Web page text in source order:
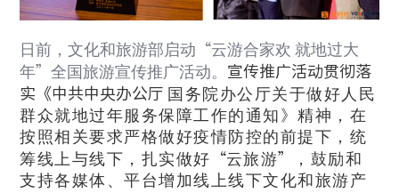
日前，文化和旅游部启动 “云游合家欢 就地过大
年”全国旅游宣传推广活动。 宣传推广活动贯彻落
实《中共中央办公厅 国务院办公厅关于做好人民
群众就地过年服务保障工作的通知》精神，在
按照相关要求严格做好疫情防控的前提下，统
筹线上与线下，扎实做好
“云旅游”
，鼓励和
支持各媒体、平台增加线上线下文化和旅游产